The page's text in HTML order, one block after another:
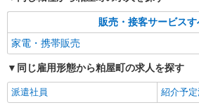
販売・接客サービスす
家電・携帯販売
同じ雇用形態から粕屋町の求人を探す
派遣社員 紹介予定